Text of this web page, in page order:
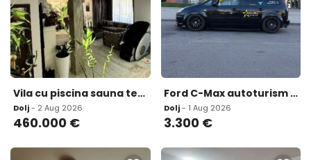
Vila cu piscina sauna tenis si sala sport noua 200
Dolj- 2 Aug 2026
460.000 €
Ford C-Max autoturism 3 300 eur
Dolj- 1 Aug 2026
3.300 €